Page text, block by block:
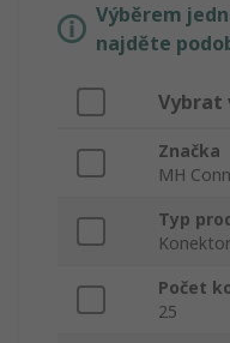
Výběrem
najděte
Vybrat
Značka
MH
Typ
Počet
25